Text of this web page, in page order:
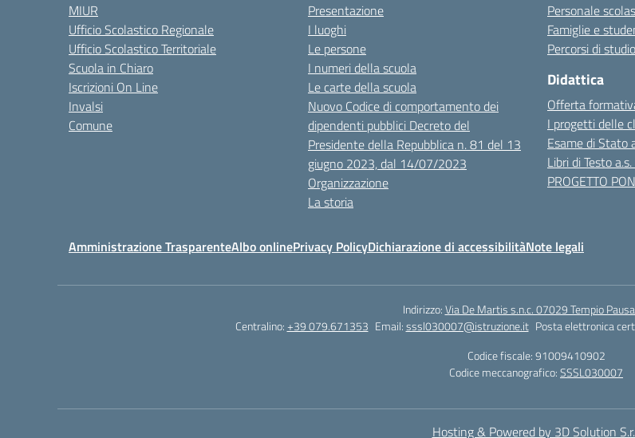
MIUR
Ufficio Scolastico Regionale
Ufficio Scolastico Territoriale
Scuola in Chiaro
Iscrizioni On Line
Invalsi
Comune
Presentazione
I luoghi
Le persone
I numeri della scuola
Le carte della scuola
Nuovo Codice di comportamento dei
dipendenti pubblici Decreto del
Presidente della Repubblica n. 81 del 13
giugno 2023, dal 14/07/2023
Organizzazione
La storia
Personale
Famiglie e
Percorsi di studio
Didattica
Offerta
I progetti delle
Esame di Stato
Libri di Testo
PROGETTO
Amministrazione TrasparenteAlbo onlinePrivacy PolicyDichiarazione di accessibilitàNote legali
Indirizzo:Via De Martis s.n.c. 07029 Tempio
Centralino:+39 079.671353 Email:sssl030007@istruzione.it Posta elettronica
Codice fiscale: 91009410902
Codice meccanografico:SSSL030007
Hosting & Powered by 3D Solution